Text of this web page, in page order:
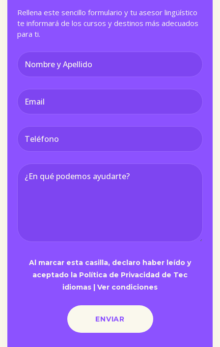
Rellena este sencillo formulario y tu asesor lingüístico
te informará de los cursos y destinos más adecuados
para ti.
Al marcar esta casilla, declaro haber leído y
aceptado la Política de Privacidad de Tec
idiomas | Ver condiciones